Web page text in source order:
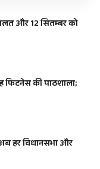
और 12 सितम्बर को
फिटनेस की पाठशाला;
हर विधानसभा और